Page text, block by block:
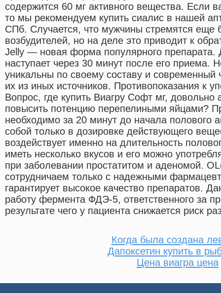
содержится 60 мг активного вещества. Если
то мы рекомендуем купить сиалис в нашей
СПб. Случается, что мужчины стремятся еще
возбудителей, но на деле это приводит к
Jelly — новая форма популярного препарата.
наступает через 30 минут после его приема.
уникальны по своему составу и современный
их из иных источников. Противопоказания к
Вопрос, где купить Виагру Софт мг, довольно
повысить потенцию перепелиными яйцами?
необходимо за 20 минут до начала полового
собой только в дозировке действующего
воздействует именно на длительность
иметь несколько вкусов и его можно
при заболевании простатитом и аденомой.
сотрудничаем только с надежными
гарантирует высокое качество препаратов.
работу фермента ФДЭ-5, ответственного за
результате чего у пациента снижается риск
Когда была создана
Дапоксетин купить в
Цена виагра цена